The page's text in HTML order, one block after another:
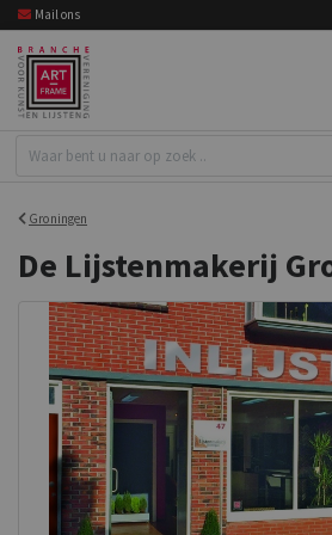
Mail ons
Groningen
De Lijstenmakerij